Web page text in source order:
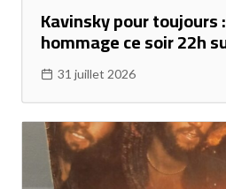
Kavinsky pour toujours
hommage ce soir 22h
31 juillet 2026